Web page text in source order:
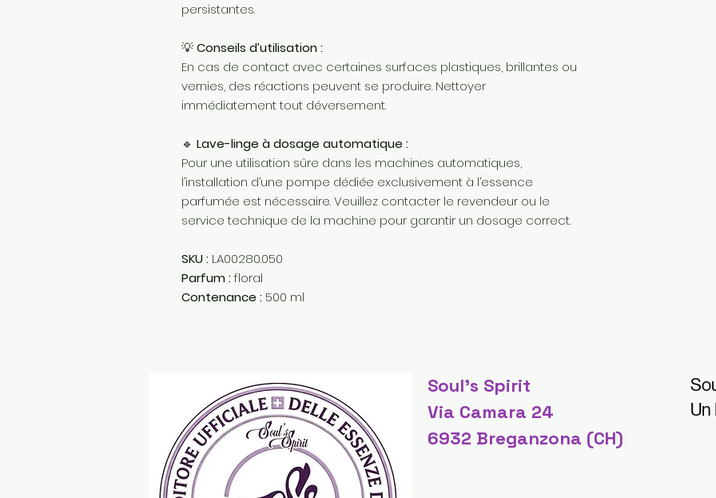
persistantes.
💡Conseils d’utilisation :
En cas de contact avec certaines surfaces plastiques, brillantes ou
vernies, des réactions peuvent se produire. Nettoyer
immédiatement tout déversement.
🔹 Lave-linge à dosage automatique :
Pour une utilisation sûre dans les machines automatiques,
l’installation d’une pompe dédiée exclusivement à l’essence
parfumée est nécessaire. Veuillez contacter le revendeur ou le
service technique de la machine pour garantir un dosage correct.
SKU : LA00280.050
Parfum :floral
Contenance : 500 ml
Soul's Spirit
Via Camara 24
6932 Breganzona (CH)
Un